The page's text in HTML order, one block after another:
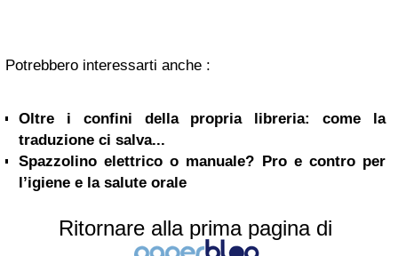
Potrebbero interessarti anche :
Oltre i confini della propria libreria: come la
traduzione ci salva...
Spazzolino elettrico o manuale? Pro e contro per
l’igiene e la salute orale
Ritornare alla prima pagina di